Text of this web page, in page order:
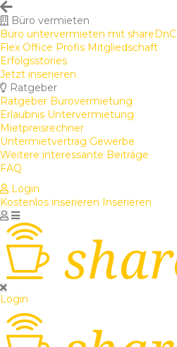
Büro vermieten
Büro untervermieten mit shareDnC
Flex Office Profis Mitgliedschaft
Erfolgsstories
Jetzt inserieren
Ratgeber
Ratgeber Bürovermietung
Erlaubnis Untervermietung
Mietpreisrechner
Untermietvertrag Gewerbe
Weitere interessante Beiträge
FAQ
Login
Kostenlos inserieren Inserieren
Login